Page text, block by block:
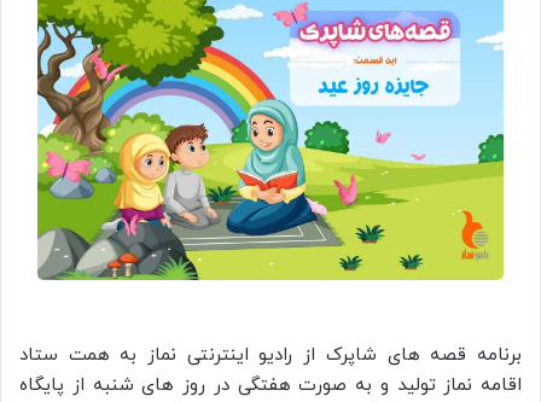
برنامه قصه های شاپرک از رادیو اینترنتی نماز به همت ستاد
اقامه نماز تولید و به صورت هفتگی در روز های شنبه از پایگاه